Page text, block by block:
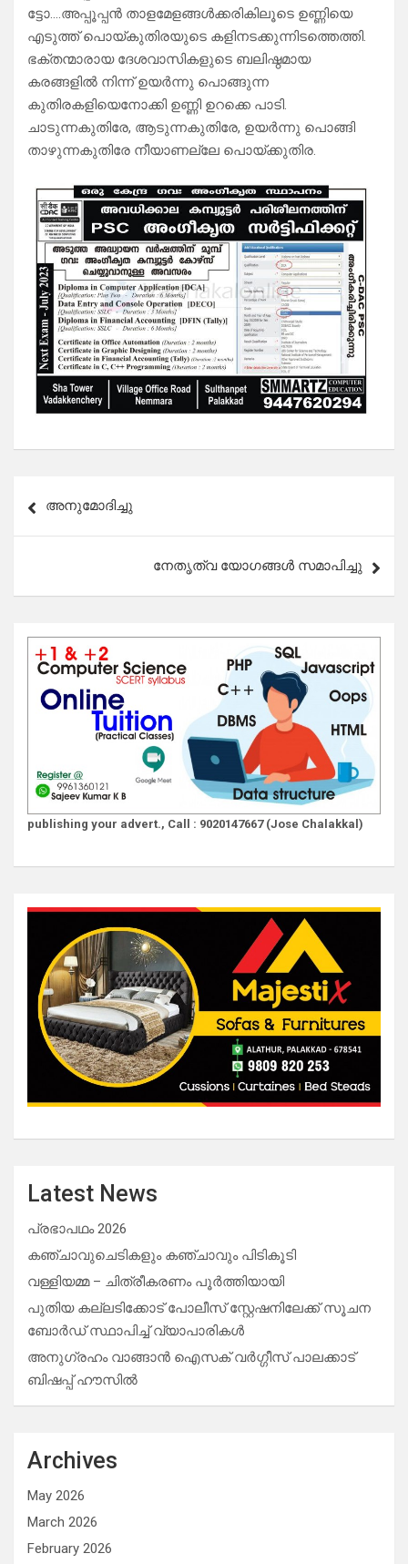
ട്ടോ….അപ്പൂപ്പൻ താളമേളങ്ങൾക്കരികിലൂടെ ഉണ്ണിയെ
എടുത്ത് പൊയ്കുതിരയുടെ കളിനടക്കുന്നിടത്തെത്തി.
ഭക്തന്മാരായ ദേശവാസികളുടെ ബലിഷ്ഠമായ
കരങ്ങളിൽ നിന്ന് ഉയർന്നു പൊങ്ങുന്ന
കുതിരകളിയെനോക്കി ഉണ്ണി ഉറക്കെ പാടി.
ചാടുന്നകുതിരേ, ആടുന്നകുതിരേ, ഉയർന്നു പൊങ്ങി
താഴുന്നകുതിരേ നീയാണല്ലേ പൊയ്ക്കുതിര.
navigation
അനുമോദിച്ചു
നേതൃത്വ യോഗങ്ങൾ സമാപിച്ചു
publishing your advert., Call : 9020147667 (Jose Chalakkal)
Latest News
പ്രഭാപഥം 2026
കഞ്ചാവുചെടികളും കഞ്ചാവും പിടികൂടി
വള്ളിയമ്മ – ചിത്രീകരണം പൂർത്തിയായി
പുതിയ കല്ലടിക്കോട് പോലീസ് സ്റ്റേഷനിലേക്ക് സൂചന
ബോർഡ് സ്ഥാപിച്ച് വ്യാപാരികൾ
അനുഗ്രഹം വാങ്ങാൻ ഐസക് വര്‍ഗ്ഗീസ് പാലക്കാട്
ബിഷപ്പ് ഹൗസില്‍
Archives
May 2026
March 2026
February 2026